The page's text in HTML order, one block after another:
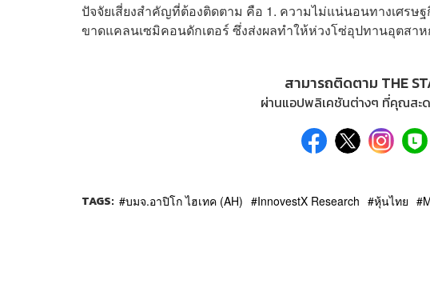
ปัจจัยเสี่ยงสำคัญที่ต้องติดตาม คือ 1. ความไม่แน่นอนทางเศรษ
ขาดแคลนเซมิคอนดักเตอร์ ซึ่งส่งผลทำให้ห่วงโซ่อุปทานอุตส
สามารถติดตาม THE
ผ่านแอปพลิเคชันต่างๆ ที่คุณสะ
TAGS: บมจ.อาปิโก ไฮเทค (AH) InnovestX Research หุ้นไทย